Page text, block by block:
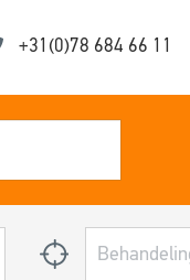
+31(0)78 684 66 11